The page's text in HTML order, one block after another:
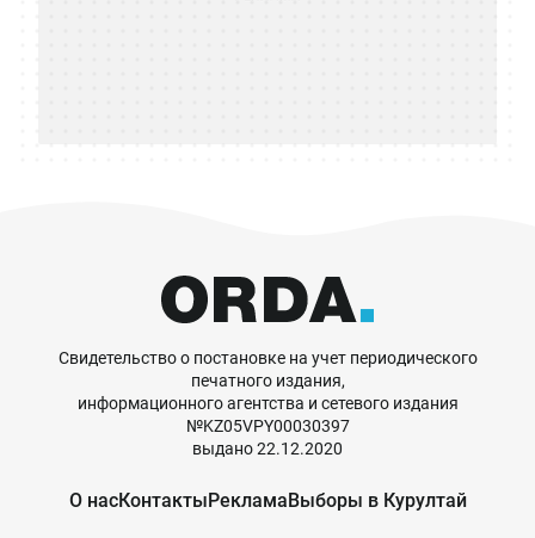
Свидетельство о постановке на учет периодического
печатного издания,
информационного агентства и сетевого издания
№KZ05VPY00030397
выдано 22.12.2020
О насКонтактыРекламаВыборы в Курултай